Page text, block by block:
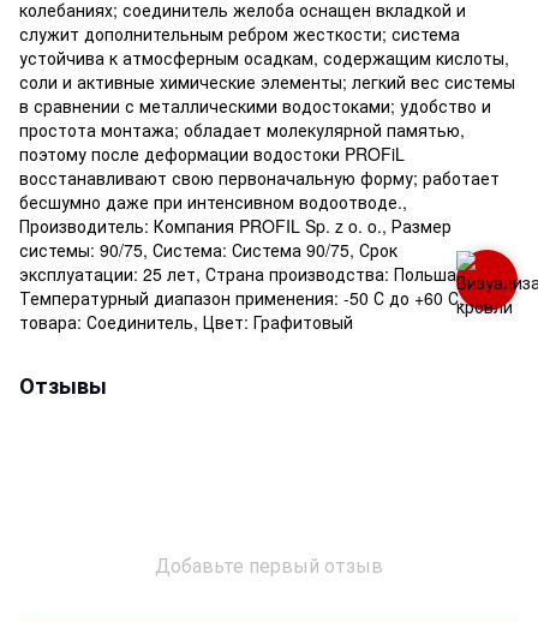
колебаниях; соединитель желоба оснащен вкладкой и
служит дополнительным ребром жесткости; система
устойчива к атмосферным осадкам, содержащим кислоты,
соли и активные химические элементы; легкий вес системы
в сравнении с металлическими водостоками; удобство и
простота монтажа; обладает молекулярной памятью,
поэтому после деформации водостоки PROFiL
восстанавливают свою первоначальную форму; работает
бесшумно даже при интенсивном водоотводе.,
Производитель: Компания PROFIL Sp. z o. o., Размер
системы: 90/75, Система: Система 90/75, Срок
эксплуатации: 25 лет, Страна производства: Польша,
Температурный диапазон применения: -50 С до +60 С, Тип
товара: Соединитель, Цвет: Графитовый
Отзывы
Добавьте первый отзыв